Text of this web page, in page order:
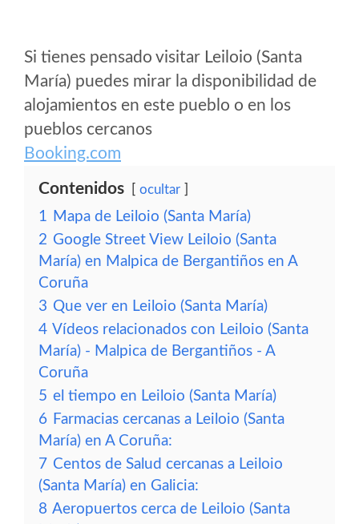
Si tienes pensado visitar Leiloio (Santa
María) puedes mirar la disponibilidad de
alojamientos en este pueblo o en los
pueblos cercanos
Booking.com
Contenidos ocultar
1 Mapa de Leiloio (Santa María)
2 Google Street View Leiloio (Santa
María) en Malpica de Bergantiños en A
Coruña
3 Que ver en Leiloio (Santa María)
4 Vídeos relacionados con Leiloio (Santa
María) - Malpica de Bergantiños - A
Coruña
5 el tiempo en Leiloio (Santa María)
6 Farmacias cercanas a Leiloio (Santa
María) en A Coruña:
7 Centos de Salud cercanas a Leiloio
(Santa María) en Galicia:
8 Aeropuertos cerca de Leiloio (Santa